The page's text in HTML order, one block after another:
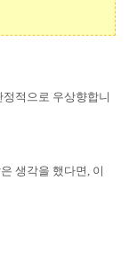
적으로 우상향합니
생각을 했다면, 이